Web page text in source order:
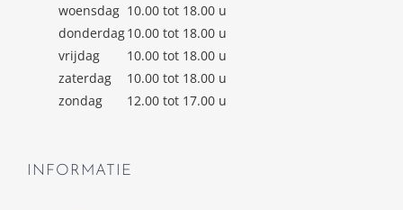
woensdag 10.00 tot 18.00 u
donderdag10.00 tot 18.00 u
vrijdag
10.00 tot 18.00 u
zaterdag
10.00 tot 18.00 u
zondag
12.00 tot 17.00 u
INFORMATIE